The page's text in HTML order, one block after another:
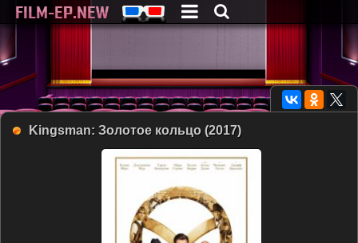
Kingsman: Золотое кольцо (2017)